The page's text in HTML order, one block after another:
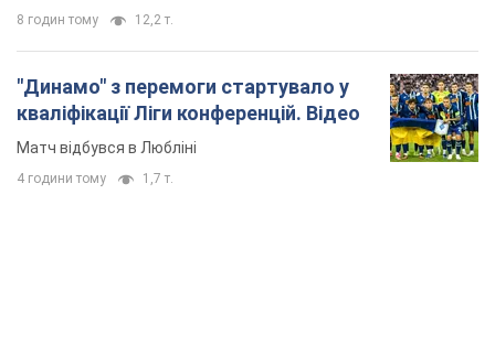
8 годин тому 12,2 т.
"Динамо" з перемоги стартувало у
кваліфікації Ліги конференцій. Відео
Матч відбувся в Любліні
4 години тому 1,7 т.